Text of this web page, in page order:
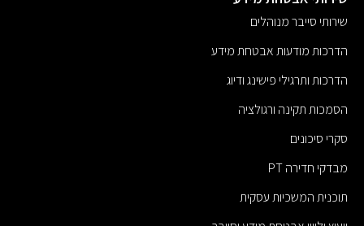
שירותי סייבר מנוהלים
הדרכות מודעות אבטחת מידע
הדרכות ותרגילי פישינג ודיוג
הסמכות תקינה ורגולציה
סקרי סיכונים
מבדקי חדירה PT
תוכנית המשכיות עסקית